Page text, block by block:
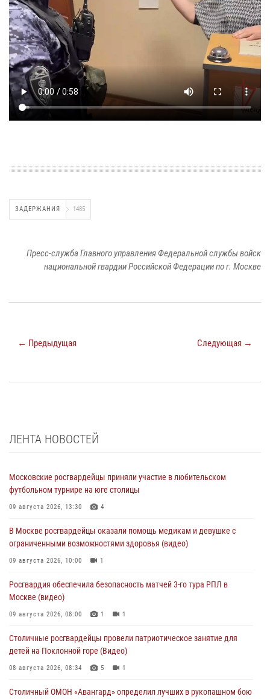
ЗАДЕРЖАНИЯ 1485
Пресс-служба Главного управления Федеральной службы войск
национальной гвардии Российской Федерации по г. Москве
← Предыдущая Следующая →
ЛЕНТА НОВОСТЕЙ
Московские росгвардейцы приняли участие в любительском
футбольном турнире на юге столицы
09 августа 2026, 13:30 4
В Москве росгвардейцы оказали помощь медикам и девушке с
ограниченными возможностями здоровья (видео)
09 августа 2026, 10:00 1
Росгвардия обеспечила безопасность матчей 3-го тура РПЛ в
Москве (видео)
09 августа 2026, 08:00 1 1
Столичные росгвардейцы провели патриотическое занятие для
детей на Поклонной горе (Видео)
08 августа 2026, 08:34 5 1
Столичный ОМОН «Авангард» определил лучших в рукопашном бою